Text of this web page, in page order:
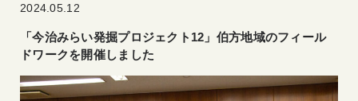
2024.05.12
「今治みらい発掘プロジェクト12」伯方地域のフィール
ドワークを開催しました